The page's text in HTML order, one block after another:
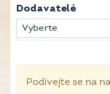
Dodavatelé
Vyberte
Podívejte se na